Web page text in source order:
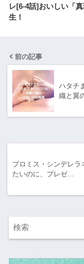
レ[6-4話]おいしい「
生！
前の記事
ハタチ
織と翼
プロミス・シンデレラ
たいのに、プレゼ…